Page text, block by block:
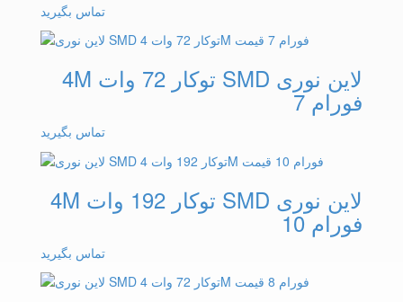
تماس بگیرید
لاین نوری SMD توکار 72 وات 4M
فورام 7
تماس بگیرید
لاین نوری SMD توکار 192 وات 4M
فورام 10
تماس بگیرید